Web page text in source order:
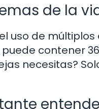
de la
uso de
contener
necesitas?